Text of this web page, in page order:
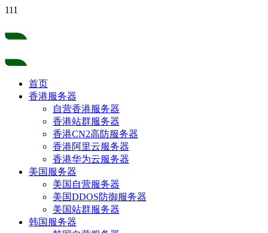
111
首页
香港服务器
自营香港服务器
香港站群服务器
香港CN2高防服务器
香港阿里云服务器
香港华为云服务器
美国服务器
美国自营服务器
美国DDOS防御服务器
美国站群服务器
韩国服务器